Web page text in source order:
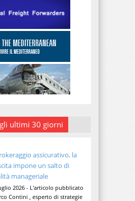
ultimi 30 giorni
assicurativo, la
impone un salto di
manageriale
2026 - L'articolo pubblicato
Contini , esperto di strategie